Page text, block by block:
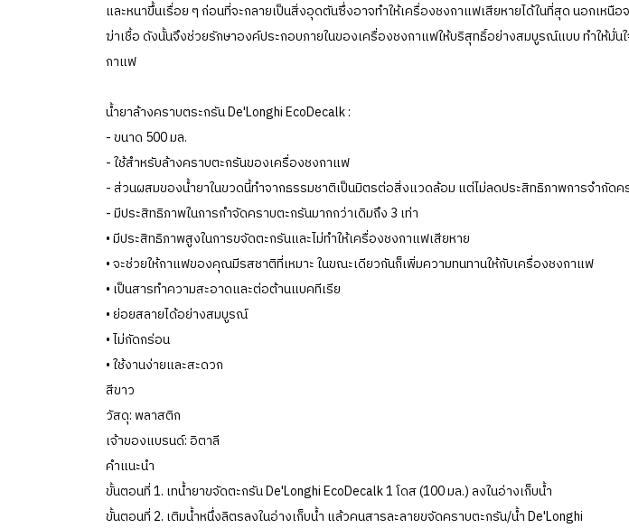
และหนาขึ้นเรื่อย ๆ ก่อนที่จะกลายเป็นสิ่งอุดตันซึ่งอาจทำให้เครื่องชงกาแฟเสียหายได้ในที่สุด นอกเห
ฆ่าเชื้อ ดังนั้นจึงช่วยรักษาองค์ประกอบภายในของเครื่องชงกาแฟให้บริสุทธิ์อย่างสมบูรณ์แบบ ทำให้มั่น
กาแฟ
น้ำยาล้างคราบตระกรัน De'Longhi EcoDecalk :
- ขนาด 500 มล.
- ใช้สำหรับล้างคราบตะกรันของเครื่องชงกาแฟ
- ส่วนผสมของน้ำยาในขวดนี้ทำจากธรรมชาติเป็นมิตรต่อสิ่งแวดล้อม แต่ไม่ลดประสิทธิภาพการจำกัดค
- มีประสิทธิภาพในการกำจัดคราบตะกรันมากกว่าเดิมถึง 3 เท่า
• มีประสิทธิภาพสูงในการขจัดตะกรันและไม่ทำให้เครื่องชงกาแฟเสียหาย
• จะช่วยให้กาแฟของคุณมีรสชาติที่เหมาะ ในขณะเดียวกันก็เพิ่มความทนทานให้กับเครื่องชงกาแฟ
• เป็นสารทำความสะอาดและต่อต้านแบคทีเรีย
• ย่อยสลายได้อย่างสมบูรณ์
• ไม่กัดกร่อน
• ใช้งานง่ายและสะดวก
สีขาว
วัสดุ: พลาสติก
เจ้าของแบรนด์: อิตาลี
คำแนะนำ
ขั้นตอนที่ 1. เทน้ำยาขจัดตะกรัน De'Longhi EcoDecalk 1 โดส (100 มล.) ลงในอ่างเก็บน้ำ
ขั้นตอนที่ 2. เติมน้ำหนึ่งลิตรลงในอ่างเก็บน้ำ แล้วคนสารละลายขจัดคราบตะกรัน/น้ำ De'Longhi